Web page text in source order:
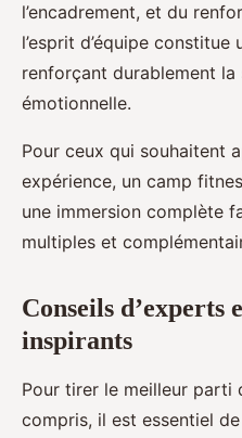
l’encadrement, et du
l’esprit d’équipe
renforçant durablement la
émotionnelle.
Pour ceux qui souhaitent
expérience, un camp
une immersion complète
multiples et
Conseils d’experts
inspirants
Pour tirer le meilleur parti
compris, il est essentiel